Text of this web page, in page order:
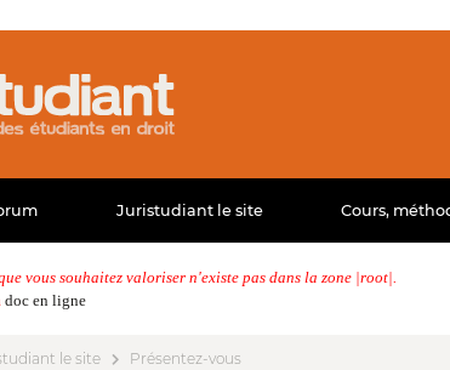
Juristudiant le site Cours,
vous souhaitez valoriser n'existe pas dans la zone |root|.
doc en ligne
le site Présentez-vous